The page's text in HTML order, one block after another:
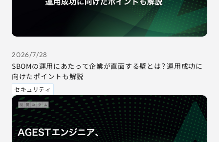
2026/7/28
SBOMの運用にあたって企業が直面する壁とは？運用成功に
向けたポイントも解説
セキュリティ